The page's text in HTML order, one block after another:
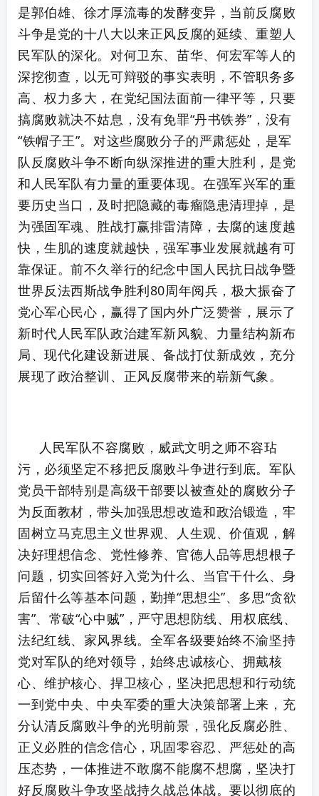
是郭伯雄、徐才厚流毒的发酵变异，当前反腐败
斗争是党的十八大以来正风反腐的延续、重塑人
民军队的深化。对何卫东、苗华、何宏军等人的
深挖彻查，以无可辩驳的事实表明，不管职务多
高、权力多大，在党纪国法面前一律平等，只要
搞腐败就决不姑息，没有免罪“丹书铁券”，没有
“铁帽子王”。对这些腐败分子的严肃惩处，是军
队反腐败斗争不断向纵深推进的重大胜利，是党
和人民军队有力量的重要体现。在强军兴军的重
要历史当口，及时把隐藏的毒瘤隐患清理掉，是
为强固军魂、胜战打赢排雷清障，去腐的速度越
快，生肌的速度就越快，强军事业发展就越有可
靠保证。前不久举行的纪念中国人民抗日战争暨
世界反法西斯战争胜利80周年阅兵，极大振奋了
党心军心民心，赢得了国内外广泛赞誉，展示了
新时代人民军队政治建军新风貌、力量结构新布
局、现代化建设新进展、备战打仗新成效，充分
展现了政治整训、正风反腐带来的崭新气象。
人民军队不容腐败，威武文明之师不容玷
污，必须坚定不移把反腐败斗争进行到底。军队
党员干部特别是高级干部要以被查处的腐败分子
为反面教材，带头加强思想改造和政治锻造，牢
固树立马克思主义世界观、人生观、价值观，解
决好理想信念、党性修养、官德人品等思想根子
问题，切实回答好入党为什么、当官干什么、身
后留什么等基本问题，勤掸“思想尘”、多思“贪欲
害”、常破“心中贼”，严守思想防线、用权底线、
法纪红线、家风界线。全军各级要始终不渝坚持
党对军队的绝对领导，始终忠诚核心、拥戴核
心、维护核心、捍卫核心，坚决把思想和行动统
一到党中央、中央军委的重大决策部署上来，充
分认清反腐败斗争的光明前景，强化反腐必胜、
正义必胜的信念信心，巩固零容忍、严惩处的高
压态势，一体推进不敢腐不能腐不想腐，坚决打
好反腐败斗争攻坚战持久战总体战。要以彻底的